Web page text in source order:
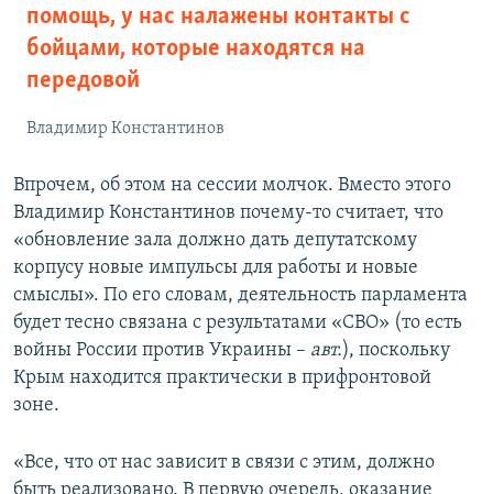
помощь, у нас налажены контакты с
бойцами, которые находятся на
передовой
Владимир Константинов
Впрочем, об этом на сессии молчок. Вместо этого
Владимир Константинов почему-то считает, что
«обновление зала должно дать депутатскому
корпусу новые импульсы для работы и новые
смыслы». По его словам, деятельность парламента
будет тесно связана с результатами «СВО» (то есть
войны России против Украины – авт.), поскольку
Крым находится практически в прифронтовой
зоне.
«Все, что от нас зависит в связи с этим, должно